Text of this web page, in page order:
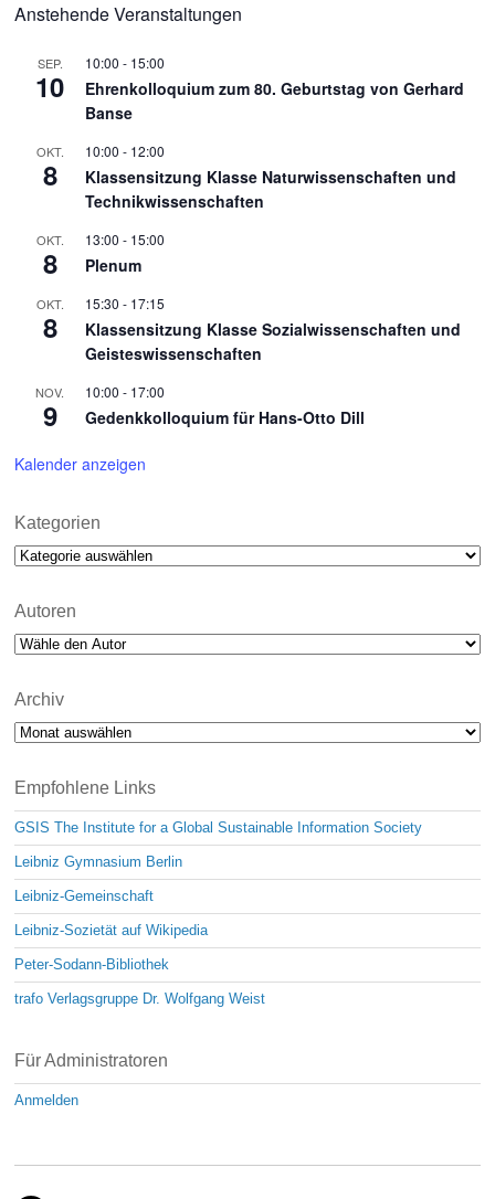
Anstehende Veranstaltungen
SEP.
10
10:00 - 15:00
Ehrenkolloquium zum 80. Geburtstag von Gerhard
Banse
OKT.
8
10:00 - 12:00
Klassensitzung Klasse Naturwissenschaften und
Technikwissenschaften
OKT.
8
13:00 - 15:00
Plenum
OKT.
8
15:30 - 17:15
Klassensitzung Klasse Sozialwissenschaften und
Geisteswissenschaften
NOV.
9
10:00 - 17:00
Gedenkkolloquium für Hans-Otto Dill
Kalender anzeigen
Kategorien
Kategorien
Autoren
Archiv
Archiv
Empfohlene Links
GSIS The Institute for a Global Sustainable Information Society
Leibniz Gymnasium Berlin
Leibniz-Gemeinschaft
Leibniz-Sozietät auf Wikipedia
Peter-Sodann-Bibliothek
trafo Verlagsgruppe Dr. Wolfgang Weist
Für Administratoren
Anmelden